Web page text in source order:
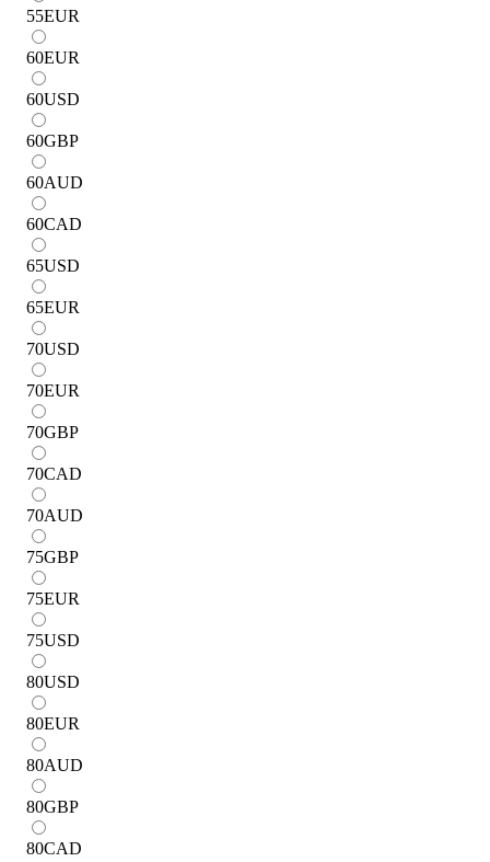
55EUR
60EUR
60USD
60GBP
60AUD
60CAD
65USD
65EUR
70USD
70EUR
70GBP
70CAD
70AUD
75GBP
75EUR
75USD
80USD
80EUR
80AUD
80GBP
80CAD